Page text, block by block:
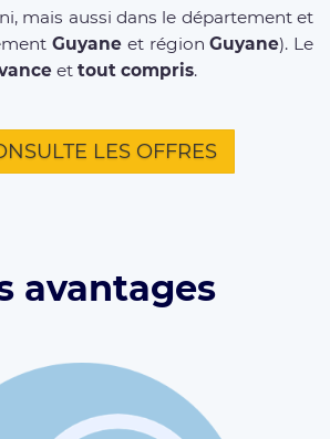
mais aussi dans le département et
Guyane et régionGuyane). Le
et tout compris.
LES OFFRES
avantages